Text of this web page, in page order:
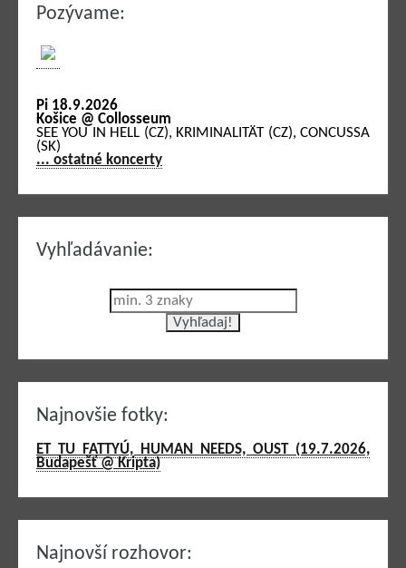
Pozývame:
Pi 18.9.2026
Košice @ Collosseum
SEE YOU IN HELL (CZ), KRIMINALITÄT (CZ), CONCUSSA
(SK)
... ostatné koncerty
Vyhľadávanie:
Najnovšie fotky:
ET TU FATTYÚ, HUMAN NEEDS, OUST (19.7.2026,
Budapešť @ Kripta)
Najnovší rozhovor: